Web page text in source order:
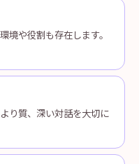
境や役割も存在します。
り質、深い対話を大切に